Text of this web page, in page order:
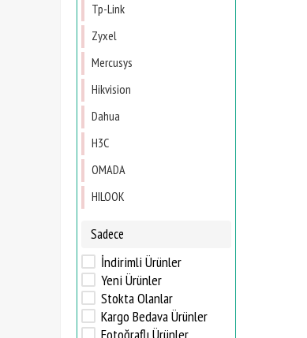
Tp-Link
Zyxel
Mercusys
Hikvision
Dahua
H3C
OMADA
HILOOK
Sadece
İndirimli Ürünler
Yeni Ürünler
Stokta Olanlar
Kargo Bedava Ürünler